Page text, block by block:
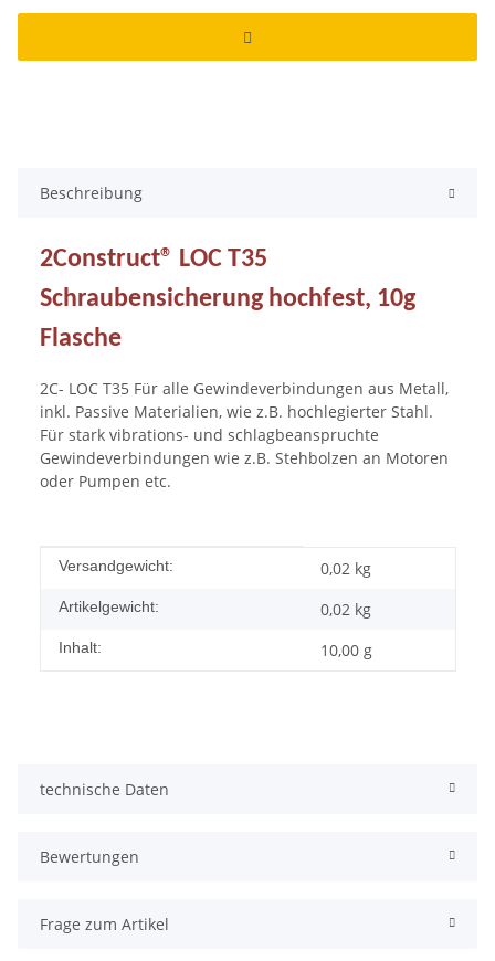
Beschreibung
2Construct® LOC T35
Schraubensicherung hochfest, 10g
Flasche
2C- LOC T35 Für alle Gewindeverbindungen aus Metall,
inkl. Passive Materialien, wie z.B. hochlegierter Stahl.
Für stark vibrations- und schlagbeanspruchte
Gewindeverbindungen wie z.B. Stehbolzen an Motoren
oder Pumpen etc.
Produkteigenschaft
Wert
Versandgewicht: 0,02 kg
Artikelgewicht: 0,02 kg
Inhalt: 10,00 g
technische Daten
Bewertungen
Frage zum Artikel